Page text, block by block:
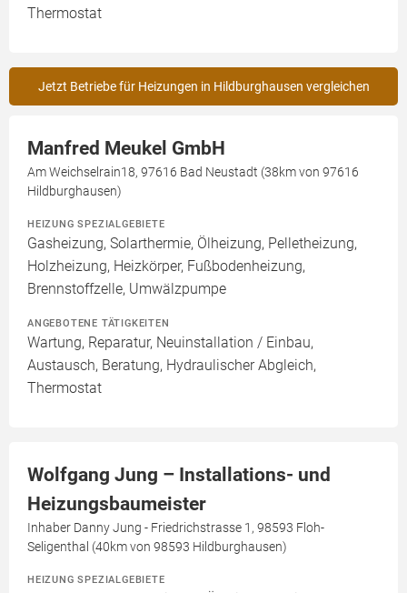
Thermostat
Jetzt Betriebe für Heizungen in Hildburghausen vergleichen
Manfred Meukel GmbH
Am Weichselrain18, 97616 Bad Neustadt (38km von 97616
Hildburghausen)
HEIZUNG SPEZIALGEBIETE
Gasheizung, Solarthermie, Ölheizung, Pelletheizung,
Holzheizung, Heizkörper, Fußbodenheizung,
Brennstoffzelle, Umwälzpumpe
ANGEBOTENE TÄTIGKEITEN
Wartung, Reparatur, Neuinstallation / Einbau,
Austausch, Beratung, Hydraulischer Abgleich,
Thermostat
Wolfgang Jung – Installations- und
Heizungsbaumeister
Inhaber Danny Jung - Friedrichstrasse 1, 98593 Floh-
Seligenthal (40km von 98593 Hildburghausen)
HEIZUNG SPEZIALGEBIETE